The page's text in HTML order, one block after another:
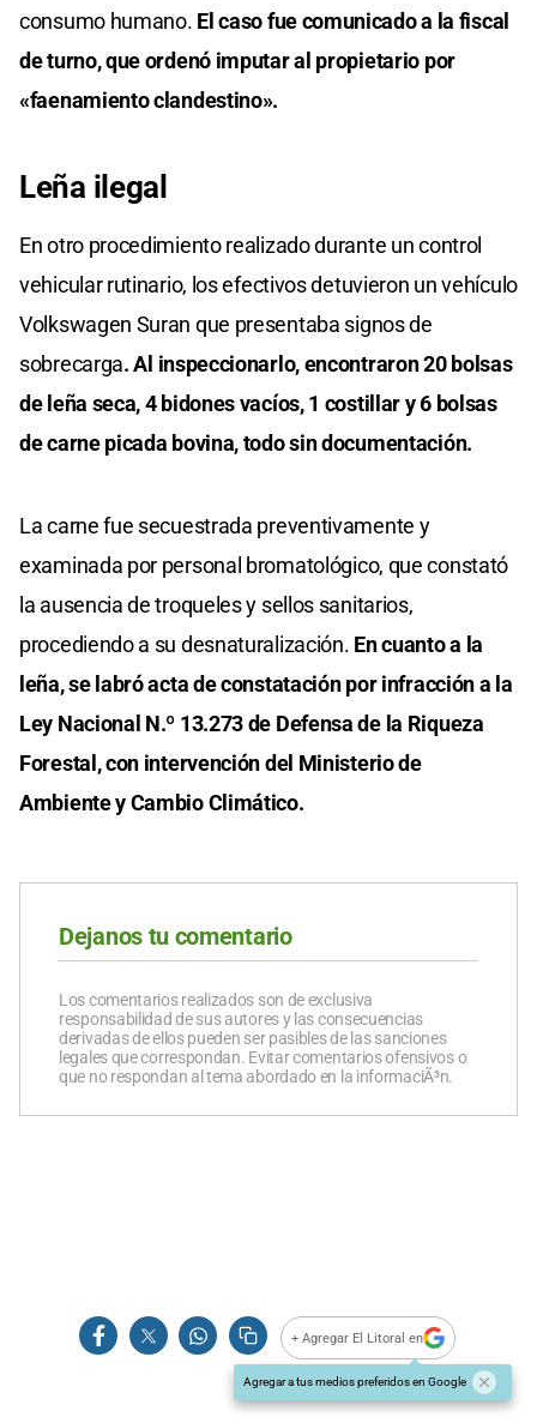
consumo humano. El caso fue comunicado a la fiscal
de turno, que ordenó imputar al propietario por
«faenamiento clandestino».
Leña ilegal
En otro procedimiento realizado durante un control
vehicular rutinario, los efectivos detuvieron un vehículo
Volkswagen Suran que presentaba signos de
sobrecarga. Al inspeccionarlo, encontraron 20 bolsas
de leña seca, 4 bidones vacíos, 1 costillar y 6 bolsas
de carne picada bovina, todo sin documentación.
La carne fue secuestrada preventivamente y
examinada por personal bromatológico, que constató
la ausencia de troqueles y sellos sanitarios,
procediendo a su desnaturalización. En cuanto a la
leña, se labró acta de constatación por infracción a la
Ley Nacional N.º 13.273 de Defensa de la Riqueza
Forestal, con intervención del Ministerio de
Ambiente y Cambio Climático.
Dejanos tu comentario
Los comentarios realizados son de exclusiva
responsabilidad de sus autores y las consecuencias
derivadas de ellos pueden ser pasibles de las sanciones
legales que correspondan. Evitar comentarios ofensivos o
que no respondan al tema abordado en la informaciÃ³n.
+ Agregar El Litoral en
Agregar a tus medios preferidos en Google